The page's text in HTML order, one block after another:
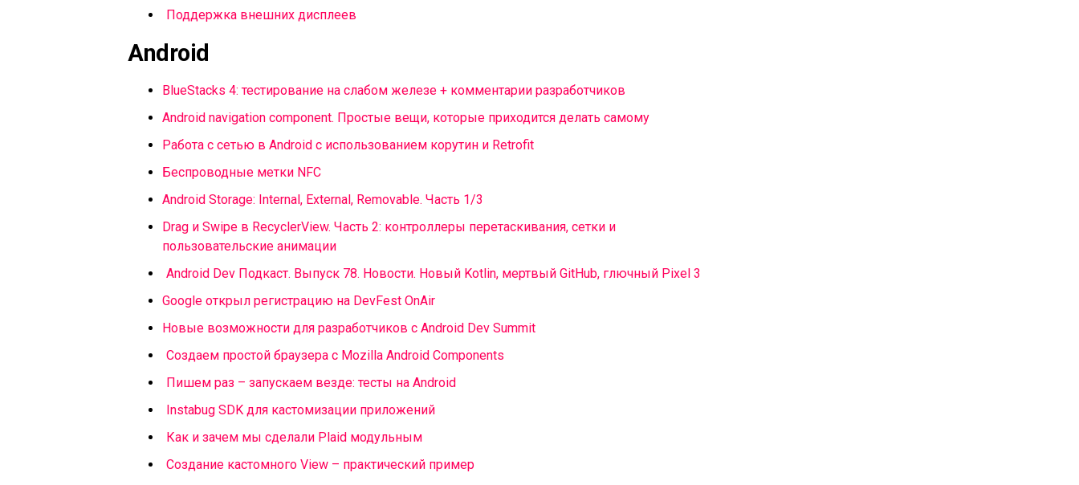
Поддержка внешних дисплеев
Android
BlueStacks 4: тестирование на слабом железе + комментарии разработчиков
Android navigation component. Простые вещи, которые приходится делать самому
Работа с сетью в Android с использованием корутин и Retrofit
Беспроводные метки NFC
Android Storage: Internal, External, Removable. Часть 1/3
Drag и Swipe в RecyclerView. Часть 2: контроллеры перетаскивания, сетки и
пользовательские анимации
Android Dev Подкаст. Выпуск 78. Новости. Новый Kotlin, мертвый GitHub, глючный Pixel 3
Google открыл регистрацию на DevFest OnAir
Новые возможности для разработчиков с Android Dev Summit
Создаем простой браузера с Mozilla Android Components
Пишем раз – запускаем везде: тесты на Android
Instabug SDK для кастомизации приложений
Как и зачем мы сделали Plaid модульным
Создание кастомного View – практический пример